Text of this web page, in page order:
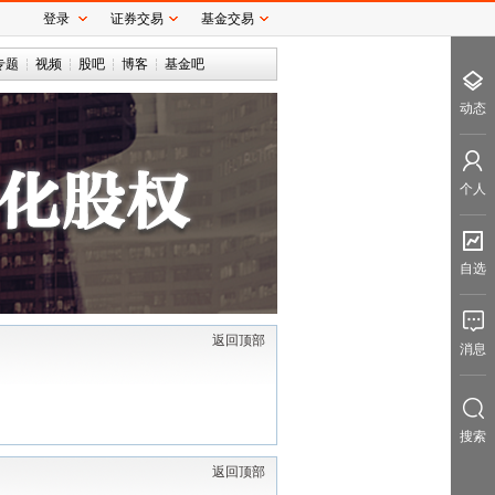
题 视频 股吧 博客 基金吧
返回顶部
返回顶部
登录 证券交易 基金交易
动态
个人
自选
消息
搜索